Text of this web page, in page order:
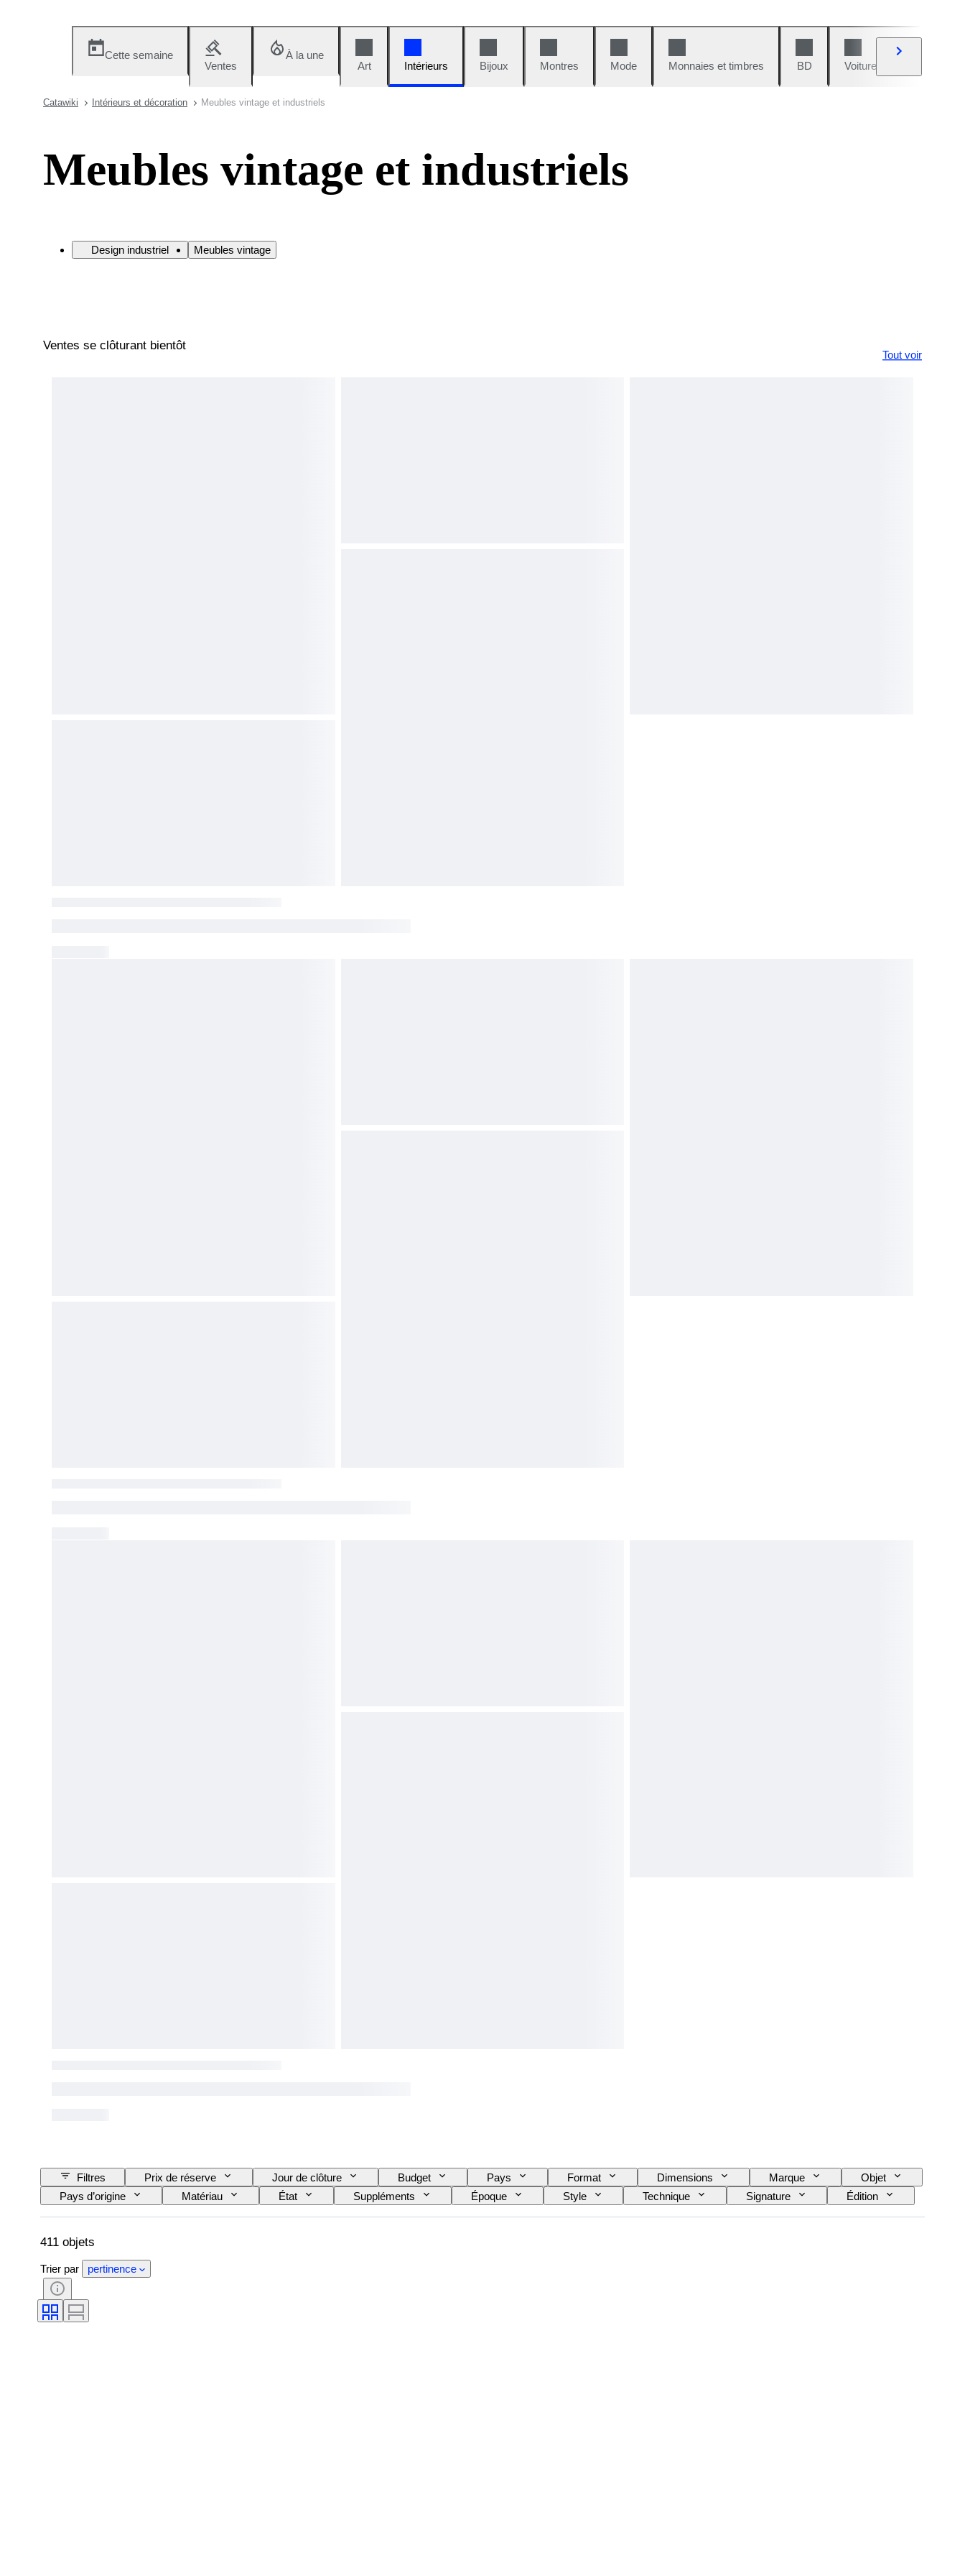
Cette semaine
Ventes
À la une
Art
Intérieurs Bijoux Montres Mode Monnaies et timbres BD Voitures et motos
Catawiki Intérieurs et décoration Meubles vintage et industriels
Meubles vintage et industriels
Design industriel Meubles vintage
Ventes se clôturant bientôt
Tout voir
Filtres Prix de réserve Jour de clôture Budget Pays Format Dimensions Marque
Objet
Pays d’origine
Matériau État Suppléments Époque Style Technique Signature
Édition
Couleur
Mouvement de montre Réserve de marche Sonnerie Type de pendule
Original / Réplique
411 objets
Trier par pertinence